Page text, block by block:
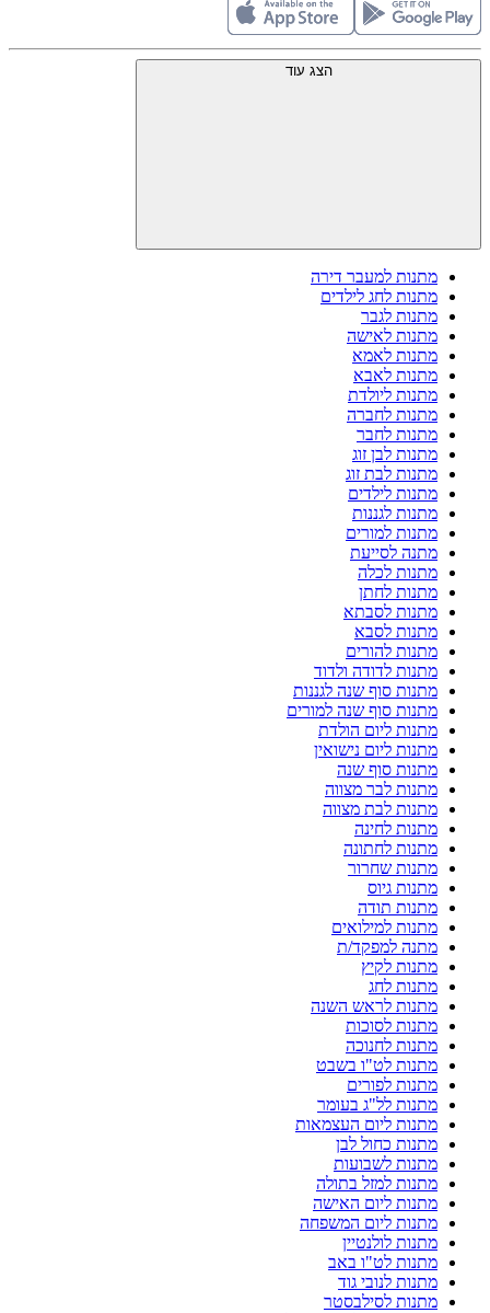
הצג עוד
מתנות למעבר דירה
מתנות לחג לילדים
מתנות לגבר
מתנות לאישה
מתנות לאמא
מתנות לאבא
מתנות ליולדת
מתנות לחברה
מתנות לחבר
מתנות לבן זוג
מתנות לבת זוג
מתנות לילדים
מתנות לגננות
מתנות למורים
מתנה לסייעת
מתנות לכלה
מתנות לחתן
מתנות לסבתא
מתנות לסבא
מתנות להורים
מתנות לדודה ולדוד
מתנות סוף שנה לגננות
מתנות סוף שנה למורים
מתנות ליום הולדת
מתנות ליום נישואין
מתנות סוף שנה
מתנות לבר מצווה
מתנות לבת מצווה
מתנות לחינה
מתנות לחתונה
מתנות שחרור
מתנות גיוס
מתנות תודה
מתנות למילואים
מתנה למפקד/ת
מתנות לקיץ
מתנות לחג
מתנות לראש השנה
מתנות לסוכות
מתנות לחנוכה
מתנות לט"ו בשבט
מתנות לפורים
מתנות לל"ג בעומר
מתנות ליום העצמאות
מתנות כחול לבן
מתנות לשבועות
מתנות למזל בתולה
מתנות ליום האישה
מתנות ליום המשפחה
מתנות לולנטיין
מתנות לט"ו באב
מתנות לנובי גוד
מתנות לסילבסטר